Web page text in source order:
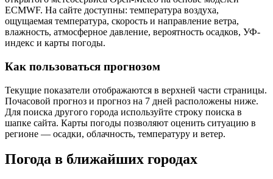
ECMWF. На сайте доступны: температура воздуха,
ощущаемая температура, скорость и направление ветра,
влажность, атмосферное давление, вероятность осадков, УФ-
индекс и карты погоды.
Как пользоваться прогнозом
Текущие показатели отображаются в верхней части страницы.
Почасовой прогноз и прогноз на 7 дней расположены ниже.
Для поиска другого города используйте строку поиска в
шапке сайта. Карты погоды позволяют оценить ситуацию в
регионе — осадки, облачность, температуру и ветер.
Погода в ближайших городах